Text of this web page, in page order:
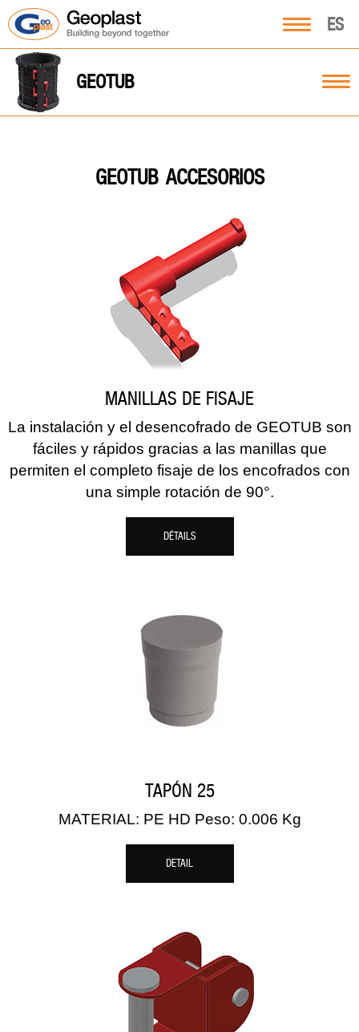
ES
GEOTUB
GEOTUB ACCESORIOS
MANILLAS DE FISAJE
La instalación y el desencofrado de GEOTUB son
fáciles y rápidos gracias a las manillas que
permiten el completo fisaje de los encofrados con
una simple rotación de 90°.
DÉTAILS
TAPÓN 25
MATERIAL: PE HD Peso: 0.006 Kg
DETAIL